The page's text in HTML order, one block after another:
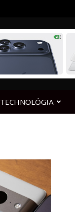
TECHNOLÓGIA